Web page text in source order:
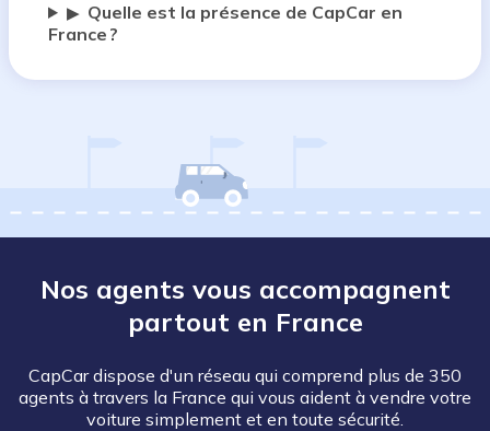
▶ Quelle est la présence de CapCar en
France ?
Nos agents vous accompagnent
partout en France
CapCar dispose d'un réseau qui comprend plus de 350
agents à travers la France qui vous aident à vendre votre
voiture simplement et en toute sécurité.